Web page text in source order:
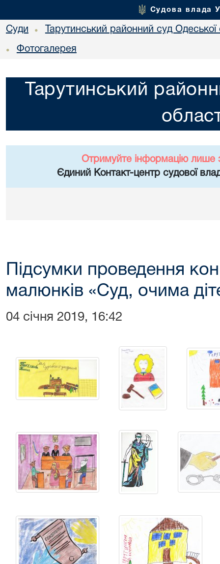
Судова влада
Суди • Тарутинський районний суд Одеської
• Фотогалерея
Тарутинський
Отримуйте інформацію лише
Єдиний Контакт-центр судової
Підсумки проведення
малюнків «Суд, очима
04 січня 2019, 16:42